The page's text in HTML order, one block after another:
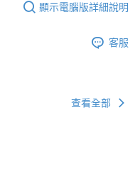
顯示電腦版詳細說明
客服
查看全部